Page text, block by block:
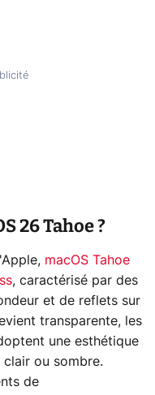
26 Tahoe ?
macOS Tahoe
, caractérisé par des
et de reflets sur
transparente, les
une esthétique
clair ou sombre.
de